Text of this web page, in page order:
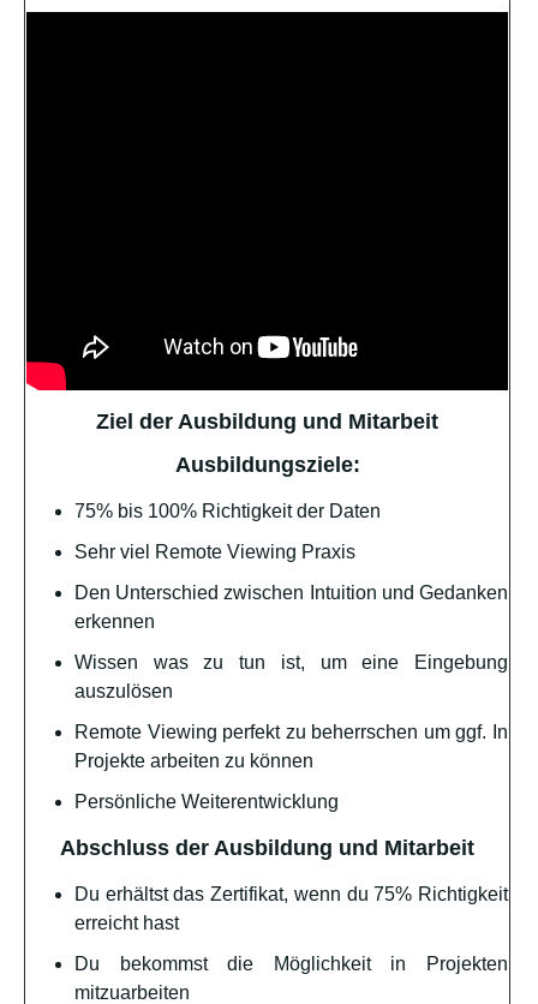
Ziel der Ausbildung und Mitarbeit
Ausbildungsziele:
75% bis 100% Richtigkeit der Daten
Sehr viel Remote Viewing Praxis
Den Unterschied zwischen Intuition und Gedanken
erkennen
Wissen was zu tun ist, um eine Eingebung
auszulösen
Remote Viewing perfekt zu beherrschen um ggf. In
Projekte arbeiten zu können
Persönliche Weiterentwicklung
Abschluss der Ausbildung und Mitarbeit
Du erhältst das Zertifikat, wenn du 75% Richtigkeit
erreicht hast
Du bekommst die Möglichkeit in Projekten
mitzuarbeiten